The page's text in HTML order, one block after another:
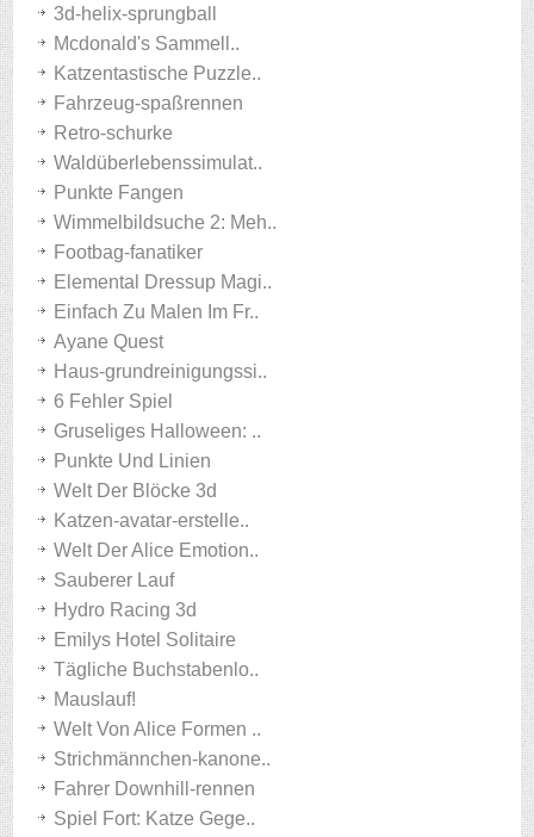
3d-helix-sprungball
Mcdonald's Sammell..
Katzentastische Puzzle..
Fahrzeug-spaßrennen
Retro-schurke
Waldüberlebenssimulat..
Punkte Fangen
Wimmelbildsuche 2: Meh..
Footbag-fanatiker
Elemental Dressup Magi..
Einfach Zu Malen Im Fr..
Ayane Quest
Haus-grundreinigungssi..
6 Fehler Spiel
Gruseliges Halloween: ..
Punkte Und Linien
Welt Der Blöcke 3d
Katzen-avatar-erstelle..
Welt Der Alice Emotion..
Sauberer Lauf
Hydro Racing 3d
Emilys Hotel Solitaire
Tägliche Buchstabenlo..
Mauslauf!
Welt Von Alice Formen ..
Strichmännchen-kanone..
Fahrer Downhill-rennen
Spiel Fort: Katze Gege..